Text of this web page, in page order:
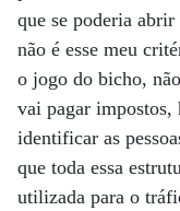
que se poderia
não é esse meu
o jogo do bicho,
vai pagar impostos,
identificar as
que toda essa
utilizada para o